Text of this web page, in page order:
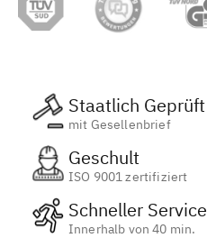
Staatlich Geprüft
mit Gesellenbrief
Geschult
ISO 9001 zertifiziert
Schneller Service
Innerhalb von 40 min.